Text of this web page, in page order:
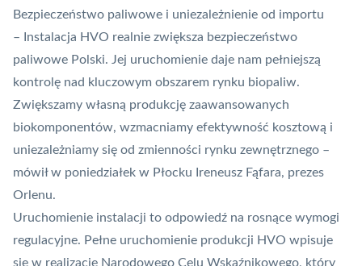
Bezpieczeństwo paliwowe i uniezależnienie od importu
– Instalacja HVO realnie zwiększa bezpieczeństwo
paliwowe Polski. Jej uruchomienie daje nam pełniejszą
kontrolę nad kluczowym obszarem rynku biopaliw.
Zwiększamy własną produkcję zaawansowanych
biokomponentów, wzmacniamy efektywność kosztową i
uniezależniamy się od zmienności rynku zewnętrznego –
mówił w poniedziałek w Płocku Ireneusz Fąfara, prezes
Orlenu.
Uruchomienie instalacji to odpowiedź na rosnące wymogi
regulacyjne. Pełne uruchomienie produkcji HVO wpisuje
się w realizację Narodowego Celu Wskaźnikowego, który